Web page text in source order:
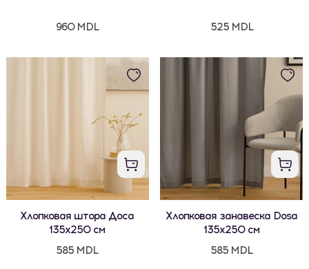
960 MDL 525 MDL
Хлопковая штора Доса
135x250 см
585 MDL
Хлопковая занавеска Dosa
135x250 см
585 MDL